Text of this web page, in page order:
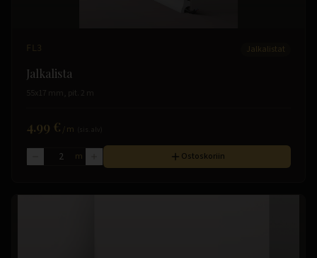
FL3 Jalkalistat
Jalkalista
55x17 mm, pit. 2 m
4.99 € /m
m Ostoskoriin